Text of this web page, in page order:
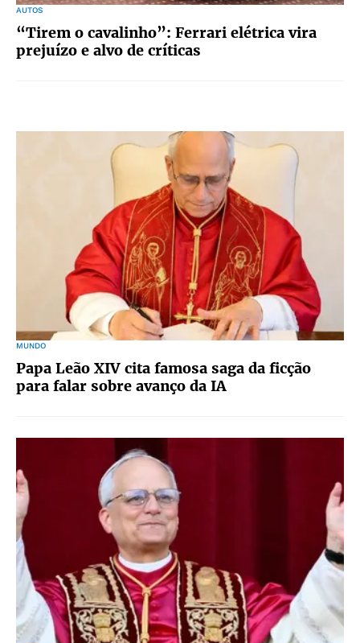
AUTOS
“Tirem o cavalinho”: Ferrari elétrica vira
prejuízo e alvo de críticas
MUNDO
Papa Leão XIV cita famosa saga da ficção
para falar sobre avanço da IA